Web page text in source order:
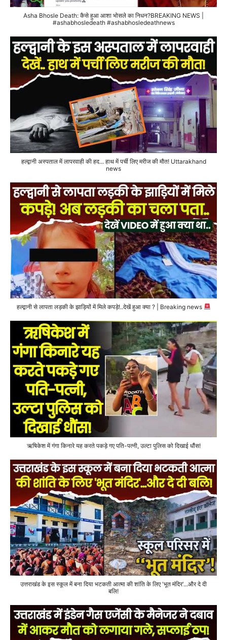
Asha Bhosle Death: कैसे हुआ आशा भोसले का निधन?BREAKING NEWS |
#ashabhosledeath #ashabhosledeathnews
हल्द्वानी अस्पताल में लापरवाही की हद... हाथ में पर्ची लिए मरीज की मौत! Uttarakhand
news
हल्द्वानी से लापता लड़की के झाड़ियों में मिले कपड़े!..देखें हुआ क्या ? | Breaking news
ऋषिकेश में गंगा किनारे यह करते पकड़े गए पति-पत्नी, उल्टा पुलिस को दिखाई धौंस!
उत्तराखंड के इस स्कूल में बना दिया भटकती आत्मा की शांति के लिए 'भूत मंदिर'...और दे दी
बलि!